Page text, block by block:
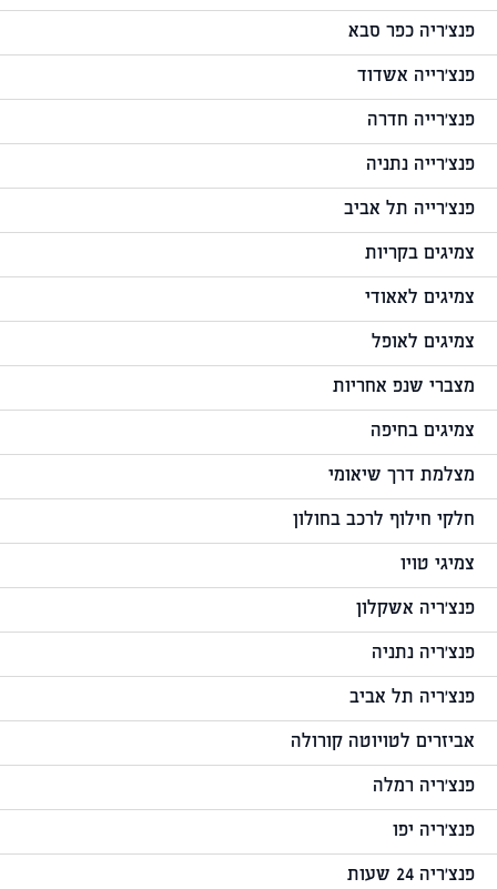
פנצ'ריה כפר סבא
פנצ'רייה אשדוד
פנצ'רייה חדרה
פנצ'רייה נתניה
פנצ'רייה תל אביב
צמיגים בקריות
צמיגים לאאודי
צמיגים לאופל
מצברי שנפ אחריות
צמיגים בחיפה
מצלמת דרך שיאומי
חלקי חילוף לרכב בחולון
צמיגי טויו
פנצ'ריה אשקלון
פנצ'ריה נתניה
פנצ'ריה תל אביב
אביזרים לטויוטה קורולה
פנצ'ריה רמלה
פנצ'ריה יפו
פנצ'ריה 24 שעות